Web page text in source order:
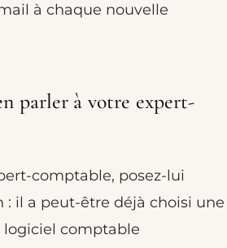
à chaque nouvelle
parler à votre expert-
comptable, posez-lui
: il a peut-être déjà choisi une
logiciel comptable